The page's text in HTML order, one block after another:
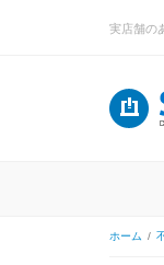
実店舗の
ホーム /